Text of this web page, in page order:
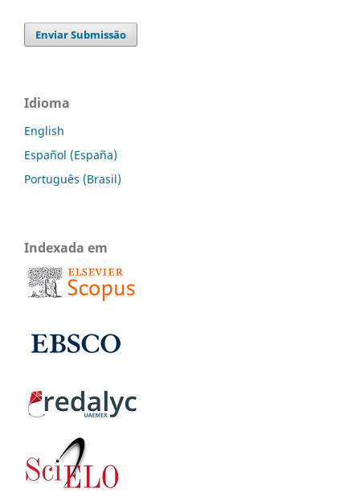
Enviar Submissão
Idioma
English
Español (España)
Português (Brasil)
Indexada em